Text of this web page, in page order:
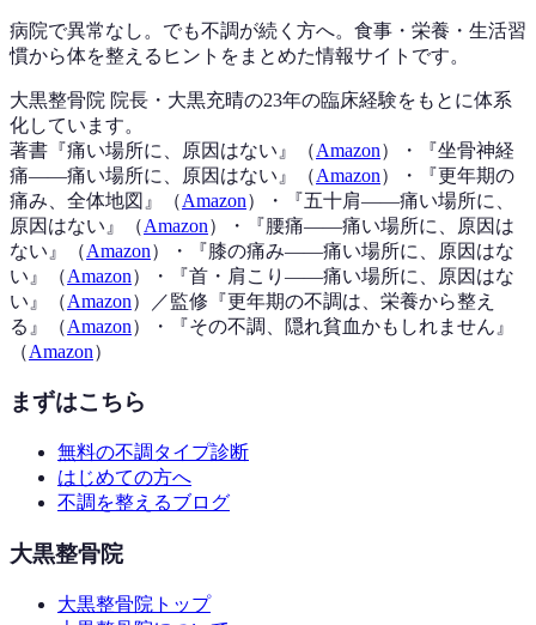
病院で異常なし。でも不調が続く方へ。食事・栄養・生活習
慣から体を整えるヒントをまとめた情報サイトです。
大黒整骨院 院長・大黒充晴の23年の臨床経験をもとに体系
化しています。
著書『痛い場所に、原因はない 』（Amazon） ・『坐骨神経
痛——痛い場所に、原因はない 』（Amazon） ・『更年期の
痛み、全体地図 』（Amazon） ・『五十肩——痛い場所に、
原因はない 』（Amazon） ・『腰痛——痛い場所に、原因は
ない 』（Amazon） ・『膝の痛み——痛い場所に、原因はな
い 』（Amazon） ・『首・肩こり——痛い場所に、原因はな
い 』（Amazon） ／監修『更年期の不調は、栄養から整え
る 』（Amazon） ・『その不調、隠れ貧血かもしれません 』
（Amazon）
まずはこちら
無料の不調タイプ診断
はじめての方へ
不調を整えるブログ
大黒整骨院
大黒整骨院トップ